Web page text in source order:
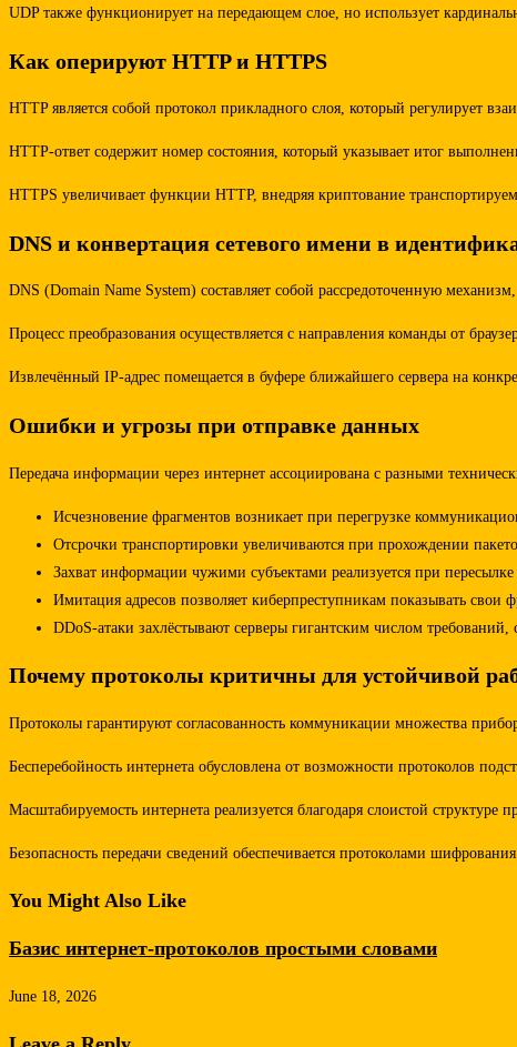
UDP также функционирует на передающем слое, но использует
Как оперируют HTTP и HTTPS
HTTP является собой протокол прикладного слоя, который регулирует
HTTP-ответ содержит номер состояния, который указывает итог
HTTPS увеличивает функции HTTP, внедряя криптование
DNS и конвертация сетевого имени в
DNS (Domain Name System) составляет собой рассредоточенную
Процесс преобразования осуществляется с направления команды от
Извлечённый IP-адрес помещается в буфере ближайшего сервера на
Ошибки и угрозы при отправке данных
Передача информации через интернет ассоциирована с разными
Исчезновение фрагментов возникает при перегрузке
Отсрочки транспортировки увеличиваются при прохождении
Захват информации чужими субъектами реализуется при
Имитация адресов позволяет киберпреступникам показывать свои
DDoS-атаки захлёстывают серверы гигантским числом
Почему протоколы критичны для устойчивой
Протоколы гарантируют согласованность коммуникации множества
Бесперебойность интернета обусловлена от возможности протоколов
Масштабируемость интернета реализуется благодаря слоистой
Безопасность передачи сведений обеспечивается протоколами
You Might Also Like
Базис интернет-протоколов простыми словами
June 18, 2026